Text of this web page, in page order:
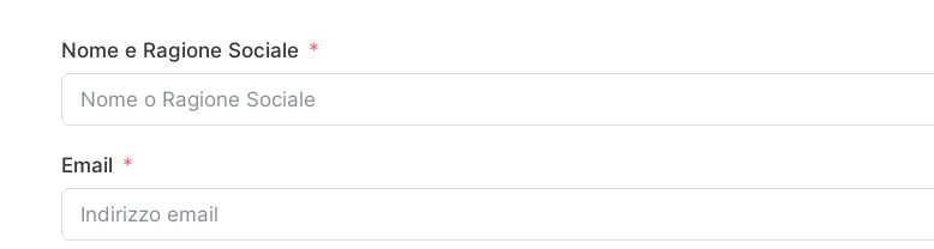
Nome e Ragione Sociale
Email